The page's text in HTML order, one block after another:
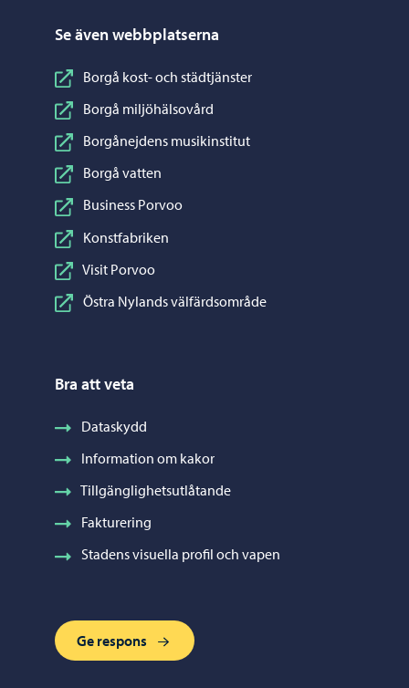
Se även webbplatserna
Borgå kost- och städtjänster
Borgå miljöhälsovård
Borgånejdens musikinstitut
Borgå vatten
Business Porvoo
Konstfabriken
Visit Porvoo
Östra Nylands välfärdsområde
Bra att veta
Dataskydd
Information om kakor
Tillgänglighetsutlåtande
Fakturering
Stadens visuella profil och vapen
Ge respons